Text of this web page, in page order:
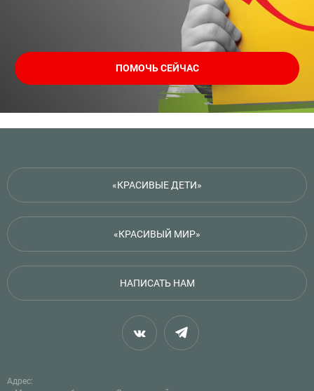
ПОМОЧЬ СЕЙЧАС
«КРАСИВЫЕ ДЕТИ»
«КРАСИВЫЙ МИР»
НАПИСАТЬ НАМ
Адрес: